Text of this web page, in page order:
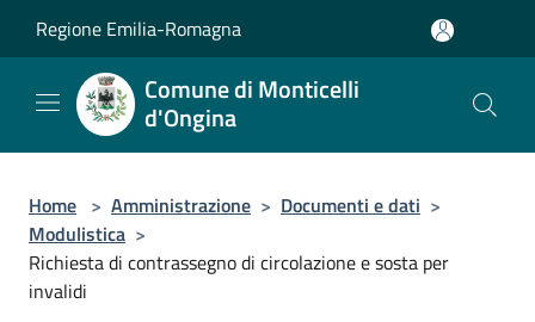
Regione Emilia-Romagna
Comune di Monticelli
d'Ongina
Home > Amministrazione > Documenti e dati >
Modulistica >
Richiesta di contrassegno di circolazione e sosta per
invalidi